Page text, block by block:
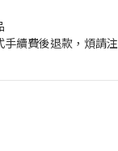
續費後退款，煩請注